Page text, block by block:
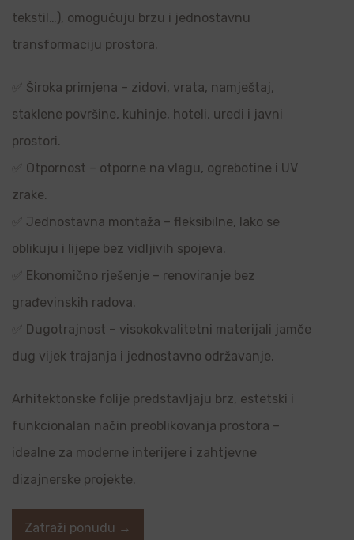
tekstil…), omogućuju brzu i jednostavnu
transformaciju prostora.
✅ Široka primjena – zidovi, vrata, namještaj,
staklene površine, kuhinje, hoteli, uredi i javni
prostori.
✅ Otpornost – otporne na vlagu, ogrebotine i UV
zrake.
✅ Jednostavna montaža – fleksibilne, lako se
oblikuju i lijepe bez vidljivih spojeva.
✅ Ekonomično rješenje – renoviranje bez
građevinskih radova.
✅ Dugotrajnost – visokokvalitetni materijali jamče
dug vijek trajanja i jednostavno održavanje.
Arhitektonske folije predstavljaju brz, estetski i
funkcionalan način preoblikovanja prostora –
idealne za moderne interijere i zahtjevne
dizajnerske projekte.
Zatraži ponudu →